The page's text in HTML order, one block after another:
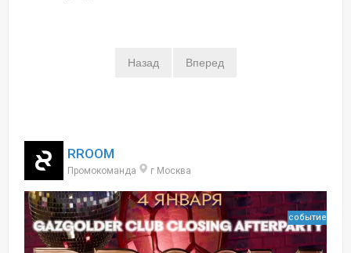
Назад Вперед
RROOM
Промокоманда г Москва
событие